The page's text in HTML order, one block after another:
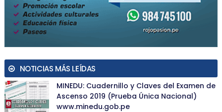
NOTICIAS MÁS LEÍDAS
MINEDU: Cuadernillo y Claves del Examen de
Ascenso 2019 (Prueba Única Nacional)
www.minedu.gob.pe